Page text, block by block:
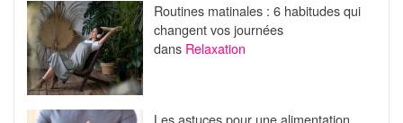
Routines matinales : 6 habitudes qui
changent vos journées
dans Relaxation
Les astuces pour une alimentation